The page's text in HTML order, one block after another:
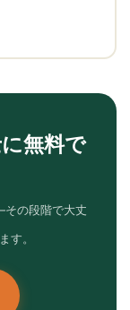
無料で
の段階で大丈
す。